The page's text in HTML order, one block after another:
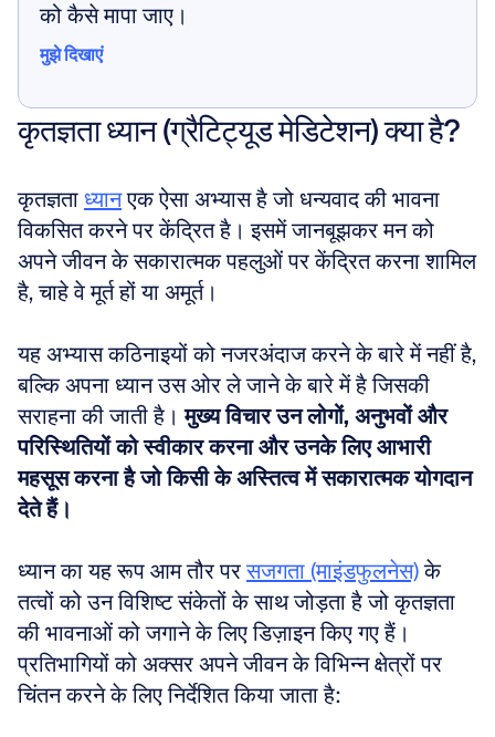
को कैसे मापा जाए।
मुझे दिखाएं
कृतज्ञता ध्यान (ग्रैटिट्यूड मेडिटेशन) क्या है?
कृतज्ञता ध्यान एक ऐसा अभ्यास है जो धन्यवाद की भावना
विकसित करने पर केंद्रित है। इसमें जानबूझकर मन को
अपने जीवन के सकारात्मक पहलुओं पर केंद्रित करना शामिल
है, चाहे वे मूर्त हों या अमूर्त।
यह अभ्यास कठिनाइयों को नजरअंदाज करने के बारे में नहीं है,
बल्कि अपना ध्यान उस ओर ले जाने के बारे में है जिसकी
सराहना की जाती है। मुख्य विचार उन लोगों, अनुभवों और
परिस्थितियों को स्वीकार करना और उनके लिए आभारी
महसूस करना है जो किसी के अस्तित्व में सकारात्मक योगदान
देते हैं।
ध्यान का यह रूप आम तौर पर सजगता (माइंडफुलनेस) के
तत्वों को उन विशिष्ट संकेतों के साथ जोड़ता है जो कृतज्ञता
की भावनाओं को जगाने के लिए डिज़ाइन किए गए हैं।
प्रतिभागियों को अक्सर अपने जीवन के विभिन्न क्षेत्रों पर
चिंतन करने के लिए निर्देशित किया जाता है: